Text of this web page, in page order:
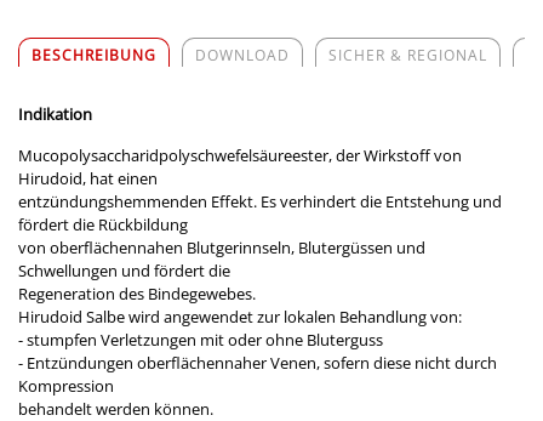
BESCHREIBUNG DOWNLOAD SICHER & REGIONAL
Indikation
Mucopolysaccharidpolyschwefelsäureester, der Wirkstoff von
Hirudoid, hat einen
entzündungshemmenden Effekt. Es verhindert die Entstehung und
fördert die Rückbildung
von oberflächennahen Blutgerinnseln, Blutergüssen und
Schwellungen und fördert die
Regeneration des Bindegewebes.
Hirudoid Salbe wird angewendet zur lokalen Behandlung von:
- stumpfen Verletzungen mit oder ohne Bluterguss
- Entzündungen oberflächennaher Venen, sofern diese nicht durch
Kompression
behandelt werden können.